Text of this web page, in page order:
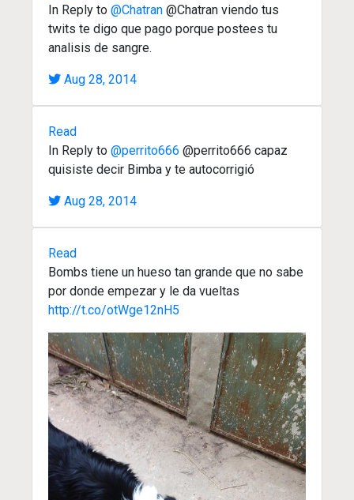
In Reply to @Chatran @Chatran viendo tus
twits te digo que pago porque postees tu
analisis de sangre.
Aug 28, 2014
Read
In Reply to @perrito666 @perrito666 capaz
quisiste decir Bimba y te autocorrigió
Aug 28, 2014
Read
Bombs tiene un hueso tan grande que no sabe
por donde empezar y le da vueltas
http://t.co/otWge12nH5